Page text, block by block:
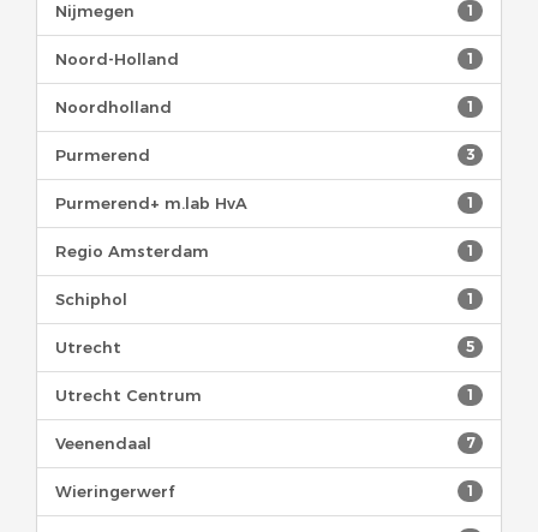
1
Nijmegen
1
Noord-Holland
1
Noordholland
3
Purmerend
1
Purmerend+ m.lab HvA
1
Regio Amsterdam
1
Schiphol
5
Utrecht
1
Utrecht Centrum
7
Veenendaal
1
Wieringerwerf